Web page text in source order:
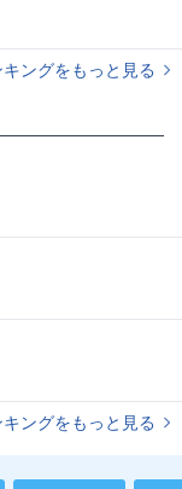
ングをもっと見る
ングをもっと見る